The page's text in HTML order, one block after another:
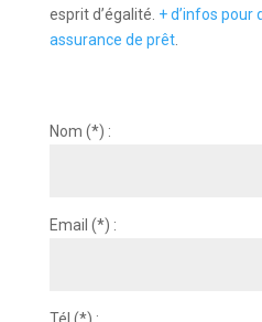
esprit d’égalité. + d’infos pour
assurance de prêt.
Nom (*) :
Email (*) :